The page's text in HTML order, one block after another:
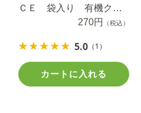
ＣＥ 袋入り 有機クミ
ン（パウダー） １２.３
270円 （税込）
5.0 （1）
カートに入れる